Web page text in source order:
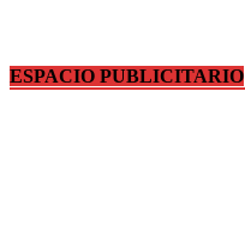
ESPACIO PUBLICITARIO